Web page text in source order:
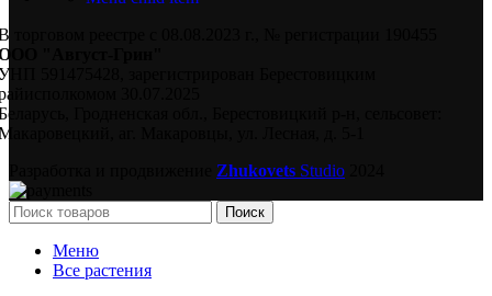
торговом реестре с 08.08.2023 г., № регистрации 190455
"Август-Грин"
591475428, зарегистрирован Берестовицким
30.07.2025
Гродненская обл., Берестовицкий р-н, сельсовет:
аг. Макаровцы, ул. Лесная, д. 5-1
Zhukovets Studio
Поиск
Меню
Все растения